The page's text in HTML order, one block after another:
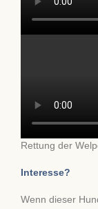
Rettung der
Interesse?
Wenn dieser